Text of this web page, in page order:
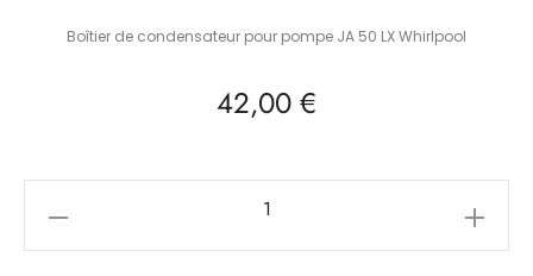
Boîtier de condensateur pour pompe JA 50 LX Whirlpool
42,00 €